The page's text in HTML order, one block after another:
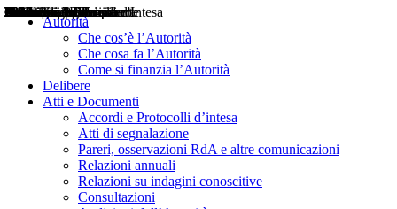
Autorità
Che cos’è l’Autorità
Che cosa fa l’Autorità
Come si finanzia l’Autorità
Delibere
Atti e Documenti
Accordi e Protocolli d’intesa
Atti di segnalazione
Pareri, osservazioni RdA e altre comunicazioni
Relazioni annuali
Relazioni su indagini conoscitive
Consultazioni
Delibere
Pareri
Consultazioni
Audizioni
Atti di Segnalazione
Accordi e Protocolli d'Intesa
Relazioni annuali
Misure di regolazione
Notizie
Comunicati Stampa
Bollettini ART
Convegni ART
Interviste del Presidente
Articoli in primo piano
Interventi del Presidente
2004
2005
2010
2013
2014
2015
2016
2017
2018
2019
202
2020
2021
2022
2023
2024
2025
2026
Aereo
Marittimo
Terrestre